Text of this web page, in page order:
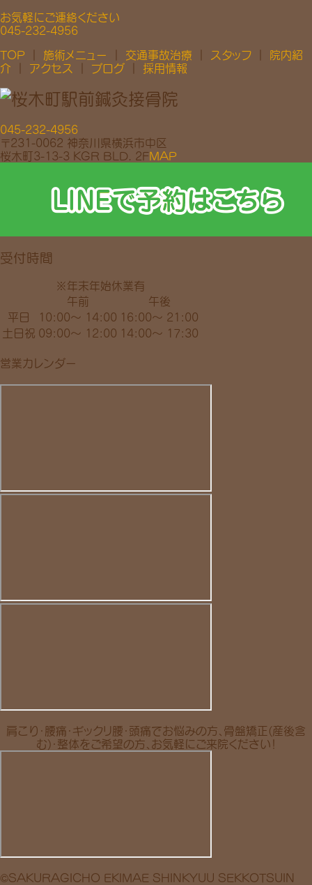
お気軽にご連絡ください
045-232-4956
TOP
施術メニュー 交通事故治療 スタッフ
院内紹
介
アクセス ブログ 採用情報
045-232-4956
〒231-0062 神奈川県横浜市中区
桜木町3-13-3 KGR BLD. 2FMAP
受付時間
午前
午後
平日
10:00～ 14:00 16:00～ 21:00
土日祝 09:00～ 12:00 14:00～ 17:30
※年末年始休業有
営業カレンダー
肩こり・腰痛・ギックリ腰・頭痛でお悩みの方、骨盤矯正(産後含
む)・整体をご希望の方、お気軽にご来院ください！
©SAKURAGICHO EKIMAE SHINKYUU SEKKOTSUIN